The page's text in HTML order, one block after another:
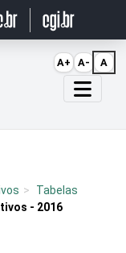
Tabelas
- 2016
A+ A- A